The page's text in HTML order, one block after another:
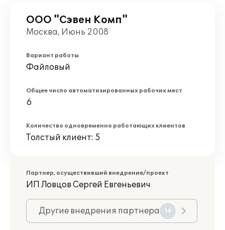
ООО "Сэвен Комп"
Москва, Июнь 2008
Вариант работы
Файловый
Общее число автоматизированных рабочих мест
6
Количество одновременно работающих клиентов
Толстый клиент: 5
Партнер, осуществивший внедрение/проект
ИП Ловцов Сергей Евгеньевич
Другие внедрения партнера 16